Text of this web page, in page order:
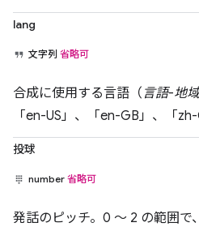
lang
文字列 省略可
合成に使用する言語（ 言語-地域
「en-US」、「en-GB」、「zh-
投球
number 省略可
発話のピッチ。0 ～ 2 の範囲で